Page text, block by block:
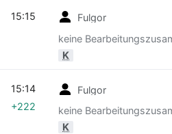
Fulgor
keine
K
15:15
Fulgor
keine
K
15:14
+222